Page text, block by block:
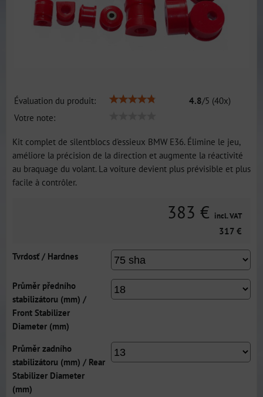
Évaluation du produit: 4.8/5 (40x)
Votre note:
Kit complet de silentblocs d'essieux BMW E36. Élimine le jeu,
améliore la précision de la direction et augmente la réactivité
au braquage du volant. La voiture devient plus prévisible et plus
facile à contrôler.
383 € incl. VAT
317 €
Tvrdosť / Hardnes
Průměr předního
stabilizátoru (mm) /
Front Stabilizer
Diameter (mm)
Průměr zadního
stabilizátoru (mm) / Rear
Stabilizer Diameter
(mm)